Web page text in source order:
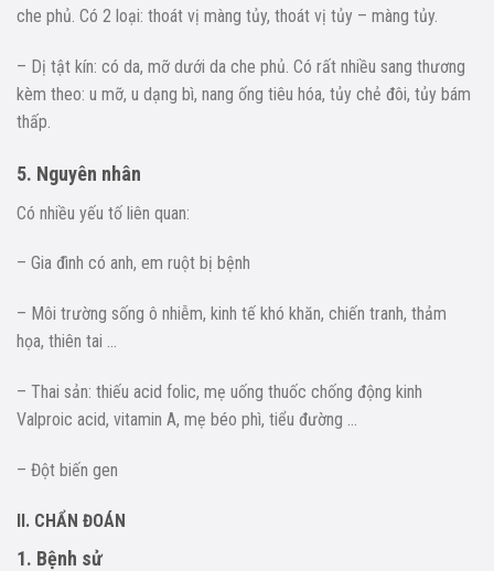
che phủ. Có 2 loại: thoát vị màng tủy, thoát vị tủy – màng tủy.
– Dị tật kín: có da, mỡ dưới da che phủ. Có rất nhiều sang thương
kèm theo: u mỡ, u dạng bì, nang ống tiêu hóa, tủy chẻ đôi, tủy bám
thấp.
5. Nguyên nhân
Có nhiều yếu tố liên quan:
– Gia đình có anh, em ruột bị bệnh
– Môi trường sống ô nhiễm, kinh tế khó khăn, chiến tranh, thảm
họa, thiên tai …
– Thai sản: thiếu acid folic, mẹ uống thuốc chống động kinh
Valproic acid, vitamin A, mẹ béo phì, tiểu đường …
– Đột biến gen
II. CHẨN ĐOÁN
1. Bệnh sử